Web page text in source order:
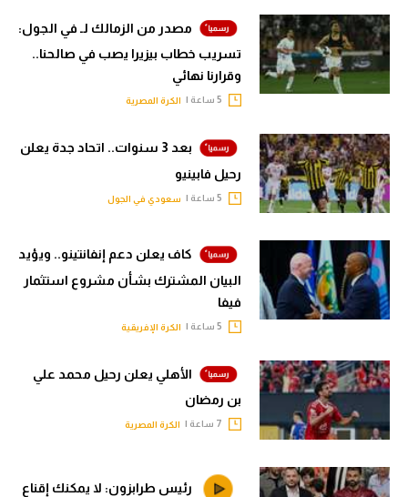
مصدر من الزمالك لـ في الجول:
تسريب خطاب بيزيرا يصب في صالحنا..
وقرارنا نهائي
الكرة المصرية
بعد 3 سنوات.. اتحاد جدة يعلن
رحيل فابينيو
سعودي في الجول
كاف يعلن دعم إنفانتينو.. ويؤيد
البيان المشترك بشأن مشروع استثمار
فيفا
الكرة الإفريقية
الأهلي يعلن رحيل محمد علي
بن رمضان
الكرة المصرية
رئيس طرابزون: لا يمكنك إقناع